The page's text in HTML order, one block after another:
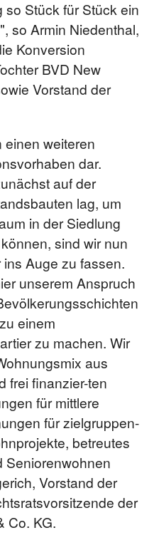
Stück für Stück ein
so Armin Niedenthal,
Konversion
BVD New
Vorstand der
einen weiteren
dar.
auf der
lag, um
in der Siedlung
sind wir nun
Auge zu fassen.
unserem Anspruch
einem
zu machen. Wir
aus
frei finanzier-ten
für mittlere
für zielgruppen-
betreutes
Seniorenwohnen
Vorstand der
der
Co. KG.